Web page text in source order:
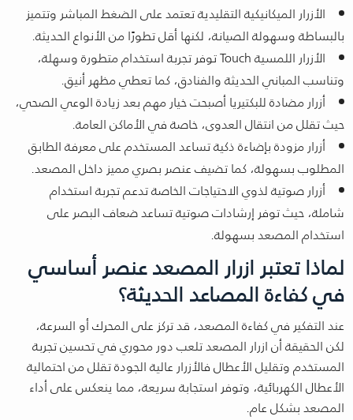
الأزرار الميكانيكية التقليدية تعتمد على الضغط المباشر وتتميز
بالبساطة وسهولة الصيانة، لكنها أقل تطورًا من الأنواع الحديثة.
الأزرار اللمسية Touch توفر تجربة استخدام متطورة وسهلة،
وتناسب المباني الحديثة والفنادق، كما تعطي مظهر أنيق.
أزرار مضادة للبكتيريا أصبحت خيار مهم بعد زيادة الوعي الصحي،
حيث تقلل من انتقال العدوى، خاصة في الأماكن العامة.
أزرار مزودة بإضاءة ذكية تساعد المستخدم على معرفة الطابق
المطلوب بسهولة، كما تضيف عنصر بصري مميز داخل المصعد.
أزرار صوتية لذوي الاحتياجات الخاصة تدعم تجربة استخدام
شاملة، حيث توفر إرشادات صوتية تساعد ضعاف البصر على
استخدام المصعد بسهولة.
لماذا تعتبر ازرار المصعد عنصر أساسي
في كفاءة المصاعد الحديثة؟
عند التفكير في كفاءة المصعد، قد تركز على المحرك أو السرعة،
لكن الحقيقة أن ازرار المصعد تلعب دور محوري في تحسين تجربة
المستخدم وتقليل الأعطال فالأزرار عالية الجودة تقلل من احتمالية
الأعطال الكهربائية، وتوفر استجابة سريعة، مما ينعكس على أداء
المصعد بشكل عام.